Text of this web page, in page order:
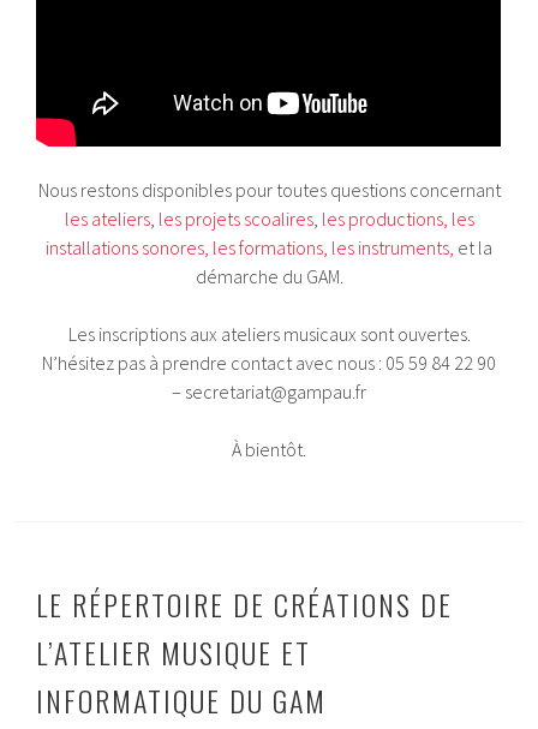
Nous restons disponibles pour toutes questions concernant
les ateliers, les projets scoalires, les productions, les
installations sonores les formations les instruments et la
démarche du GAM.
Les inscriptions aux ateliers musicaux sont ouvertes.
N’hésitez pas à prendre contact avec nous : 05 59 84 22 90
– secretariat@gampau.fr
À bientôt.
LE RÉPERTOIRE DE CRÉATIONS DE
L’ATELIER MUSIQUE ET
INFORMATIQUE DU GAM